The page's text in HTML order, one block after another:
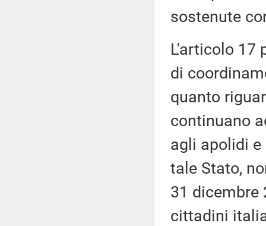
sostenute
L'articolo 17
di
quanto
continuano
agli apolidi
tale Stato,
31 dicembre
cittadini